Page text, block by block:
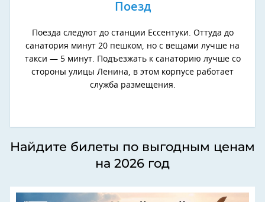
Поезд
Поезда следуют до станции Ессентуки. Оттуда до
санатория минут 20 пешком, но с вещами лучше на
такси — 5 минут. Подъезжать к санаторию лучше со
стороны улицы Ленина, в этом корпусе работает
служба размещения.
Найдите билеты по выгодным ценам
на 2026 год